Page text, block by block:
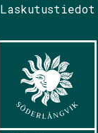
Laskutustiedot